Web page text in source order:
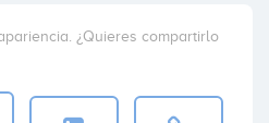
¿Quieres compartirlo